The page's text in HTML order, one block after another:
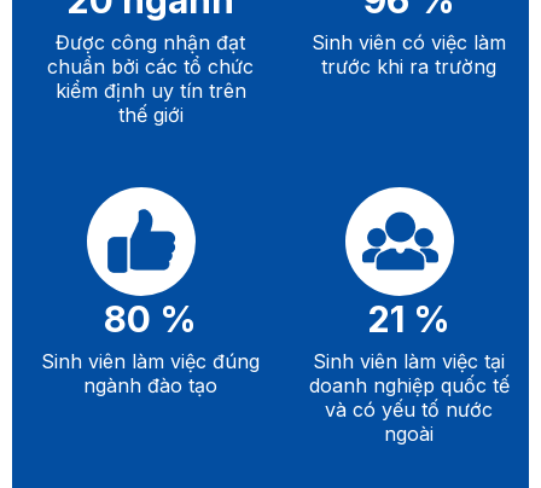
Được công nhận đạt
chuẩn bởi các tổ chức
kiểm định uy tín trên
thế giới
Sinh viên có việc làm
trước khi ra trường
80 %
Sinh viên làm việc đúng
ngành đào tạo
21 %
Sinh viên làm việc tại
doanh nghiệp quốc tế
và có yếu tố nước
ngoài